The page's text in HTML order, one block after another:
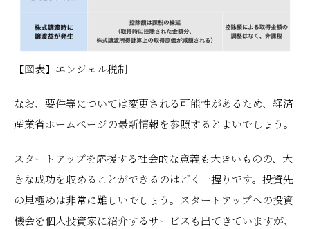
【図表】エンジェル税制
なお、要件等については変更される可能性があるため、経済
産業省ホームページの最新情報を参照するとよいでしょう。
スタートアップを応援する社会的な意義も大きいものの、大
きな成功を収めることができるのはごく一握りです。投資先
の見極めは非常に難しいでしょう。スタートアップへの投資
機会を個人投資家に紹介するサービスも出てきていますが、